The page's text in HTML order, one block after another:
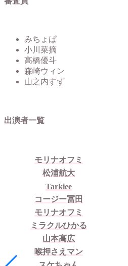
みちょぱ
小川菜摘
高橋優斗
森崎ウィン
山之内すず
出演者一覧
モリナオフミ
松浦航大
Tarkiee
コージー冨田
モリナオフミ
ミラクルひかる
山本高広
喉押さえマン